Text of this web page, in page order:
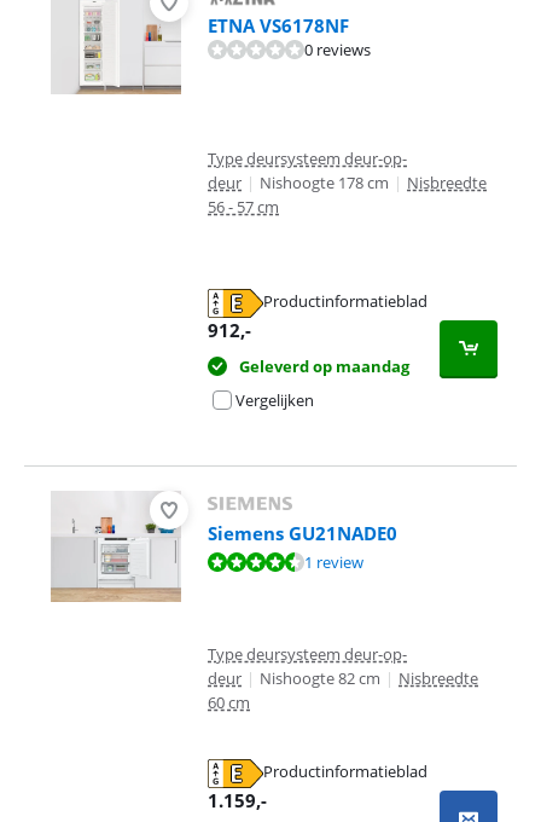
ETNA VS6178NF
0 reviews
Type deursysteem deur-op-
deur | Nishoogte 178 cm | Nisbreedte
56 - 57 cm
Productinformatieblad
912,-
Geleverd op maandag
Vergelijken
Siemens GU21NADE0
Beoordeling is 8,5 van de 10, gebaseerd op 1 review.
1 review
Type deursysteem deur-op-
deur | Nishoogte 82 cm | Nisbreedte
60 cm
Productinformatieblad
1.159,-